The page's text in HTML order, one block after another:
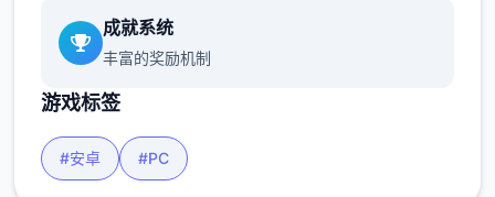
成就系统
丰富的奖励机制
游戏标签
#安卓 #PC